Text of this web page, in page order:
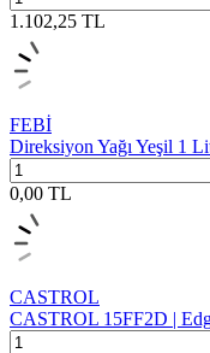
1.102,25 TL
FEBİ
Direksiyon Yağı Yeşil 1
0,00 TL
CASTROL
CASTROL 15FF2D |